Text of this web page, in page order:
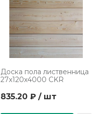
Доска пола лиственница
27х120х4000 СKR
835.20 ₽ / шт